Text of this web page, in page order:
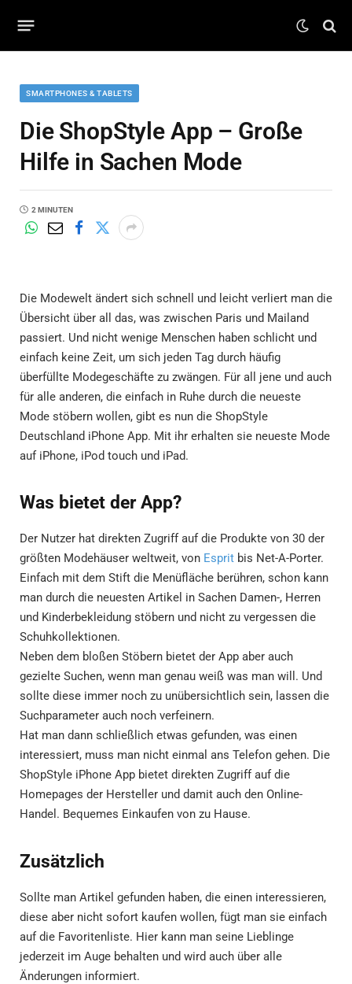
SMARTPHONES & TABLETS
Die ShopStyle App – Große
Hilfe in Sachen Mode
2 MINUTEN
Die Modewelt ändert sich schnell und leicht verliert man die
Übersicht über all das, was zwischen Paris und Mailand
passiert. Und nicht wenige Menschen haben schlicht und
einfach keine Zeit, um sich jeden Tag durch häufig
überfüllte Modegeschäfte zu zwängen. Für all jene und auch
für alle anderen, die einfach in Ruhe durch die neueste
Mode stöbern wollen, gibt es nun die ShopStyle
Deutschland iPhone App. Mit ihr erhalten sie neueste Mode
auf iPhone, iPod touch und iPad.
Was bietet der App?
Der Nutzer hat direkten Zugriff auf die Produkte von 30 der
größten Modehäuser weltweit, von Esprit bis Net-A-Porter.
Einfach mit dem Stift die Menüfläche berühren, schon kann
man durch die neuesten Artikel in Sachen Damen-, Herren
und Kinderbekleidung stöbern und nicht zu vergessen die
Schuhkollektionen.
Neben dem bloßen Stöbern bietet der App aber auch
gezielte Suchen, wenn man genau weiß was man will. Und
sollte diese immer noch zu unübersichtlich sein, lassen die
Suchparameter auch noch verfeinern.
Hat man dann schließlich etwas gefunden, was einen
interessiert, muss man nicht einmal ans Telefon gehen. Die
ShopStyle iPhone App bietet direkten Zugriff auf die
Homepages der Hersteller und damit auch den Online-
Handel. Bequemes Einkaufen von zu Hause.
Zusätzlich
Sollte man Artikel gefunden haben, die einen interessieren,
diese aber nicht sofort kaufen wollen, fügt man sie einfach
auf die Favoritenliste. Hier kann man seine Lieblinge
jederzeit im Auge behalten und wird auch über alle
Änderungen informiert.